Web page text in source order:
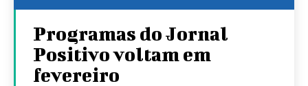
Programas do Jornal
Positivo voltam em
fevereiro